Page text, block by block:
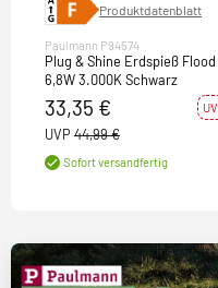
Produktdatenblatt
Paulmann P94574
Plug & Shine Erdspieß Flood
6,8W 3.000K Schwarz
33,35 €
UVP 44,99 €
Sofort versandfertig